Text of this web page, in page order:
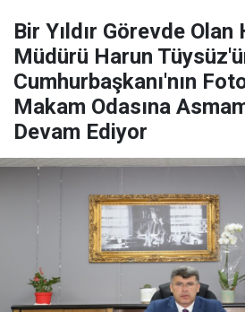
Bir Yıldır Görevde Olan
Müdürü Harun
Cumhurbaşkanı'nın
Makam Odasına
Devam Ediyor